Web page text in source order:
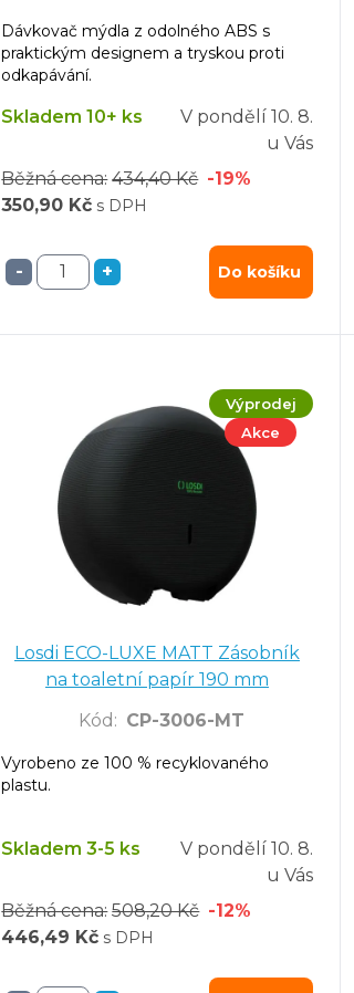
Dávkovač mýdla z odolného ABS s
praktickým designem a tryskou proti
odkapávání.
Skladem 10+ ks V pondělí 10. 8.
u Vás
Běžná cena: 434,40 Kč -19%
350,90 Kč s DPH
- + Do košíku
Výprodej
Akce
Losdi ECO-LUXE MATT Zásobník
na toaletní papír 190 mm
Kód : CP-3006-MT
Vyrobeno ze 100 % recyklovaného
plastu.
Skladem 3-5 ks V pondělí 10. 8.
u Vás
Běžná cena: 508,20 Kč -12%
446,49 Kč s DPH